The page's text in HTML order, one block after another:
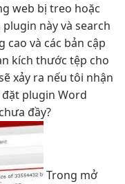
web bị treo hoặc
này và search
và các bản cập
kích thước tệp cho
xảy ra nếu tôi nhận
plugin Word
đầy?
Trong mở